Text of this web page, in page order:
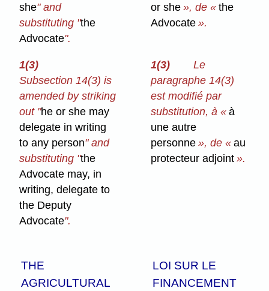
she" and
substituting "the
Advocate".
or she », de «the
Advocate ».
1(3)
Subsection 14(3) is
amended by striking
out "he or she may
delegate in writing
to any person" and
substituting "the
Advocate may, in
writing, delegate to
the Deputy
Advocate".
1(3)
Le
paragraphe 14(3)
est modifié par
substitution, à «à
une autre
personne », de «au
protecteur adjoint ».
THE
AGRICULTURAL
LOI SUR LE
FINANCEMENT